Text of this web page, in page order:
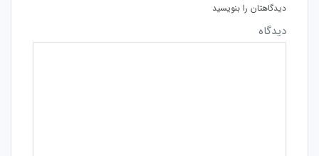
دیدگاهتان را بنویسید
دیدگاه